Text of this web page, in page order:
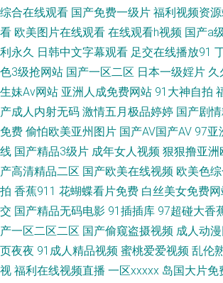
女优在线观看 探花精品系列 人妖丝袜 国产三级小视频
网 人人操欧美精品 五月天色播 97成人碰 豆花视频91
品一区二区 人人艹人人摸 足交AV www福利区一区 国
月天网址 欧美色图18 日韩毛片网站 在线黄色电影网
色 欧美Aⅴ在线 日本色狼人 色婷婷激情网 亚洲国产aa
激情 男人天堂色情AV 三级片网站导航 色先锋影音AV
偶偶 精品传媒 青青草福利社 三级片AV网站 一本道ab
综合在线观看 国产免费一级片 福利视频资
看 欧美图片在线观看 在线观看h视频 国产a
利永久 日韩中文字幕观看 足交在线播放91
色3级抢网站 国产一区二区 日本一级婬片 久
生妹Av网站 亚洲人成免费网站 91大神自拍
产成人内射无码 激情五月极品婷婷 国产剧
免费 偷怕欧美亚州图片 国产AV国产AV 97亚
线 国产精品3级片 成年女人视频 狠狠撸亚洲
产高清精品二区 国产欧美在线视频 欧美色
拍 香蕉911 花蝴蝶看片免费 白丝美女免费
交 国产精品无码电影 91插插库 97超碰大香
产一区二区二区 国产偷窥盗摄视频 成人动
页夜夜 91成人精品视频 蜜桃爱爱视频 乱伦
视 福利在线视频直播 一区xxxxx 岛国大片免